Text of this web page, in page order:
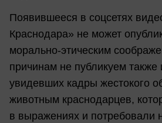
Появившееся в соцсетях
Краснодара» не может
морально-этическим
причинам не публикуем также
увидевших кадры жестокого
животным краснодарцев,
в выражениях и потребовали